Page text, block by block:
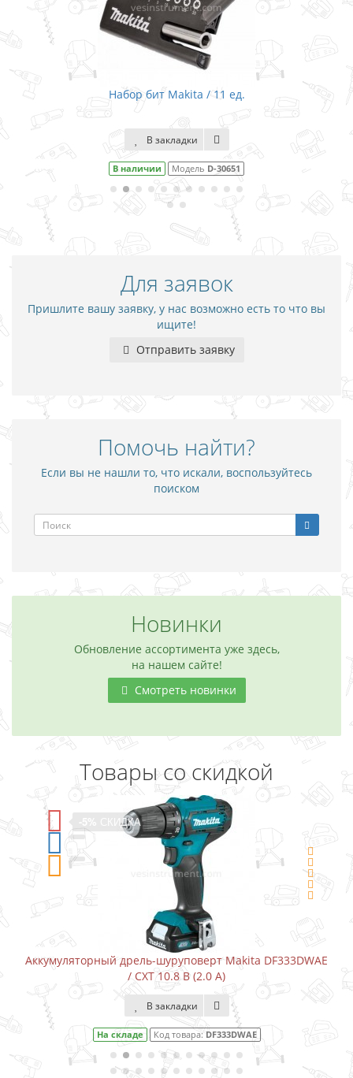
Набор бит Makita / 11 ед.
В закладки
В наличии Модель D-30651
Для заявок
Пришлите вашу заявку, у нас возможно есть то что вы
ищите!
Отправить заявку
Помочь найти?
Если вы не нашли то, что искали, воспользуйтесь
поиском
Новинки
Обновление ассортимента уже здесь,
на нашем сайте!
Смотреть новинки
Товары со скидкой
СКИДКА
Аккумуляторный дрель-шуруповерт Makita DF333DWAE
/ CXT 10.8 В (2.0 А)
В закладки
На складе Код товара: DF333DWAE